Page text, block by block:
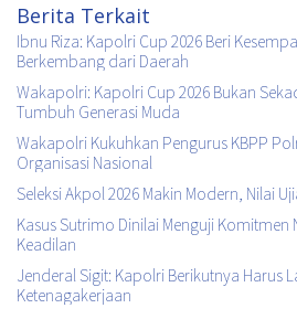
Berita Terkait
Ibnu Riza: Kapolri Cup 2026 Beri
Berkembang dari Daerah
Wakapolri: Kapolri Cup 2026 Bukan
Tumbuh Generasi Muda
Wakapolri Kukuhkan Pengurus KBPP
Organisasi Nasional
Seleksi Akpol 2026 Makin Modern, Nilai
Kasus Sutrimo Dinilai Menguji Komitmen
Keadilan
Jenderal Sigit: Kapolri Berikutnya Harus
Ketenagakerjaan